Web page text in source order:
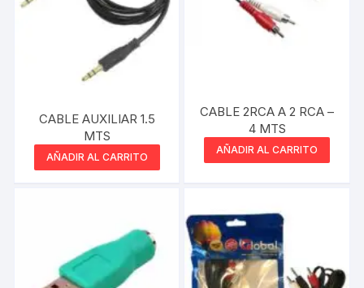
CABLE AUXILIAR 1.5
MTS
AÑADIR AL CARRITO
CABLE 2RCA A 2 RCA –
4 MTS
AÑADIR AL CARRITO